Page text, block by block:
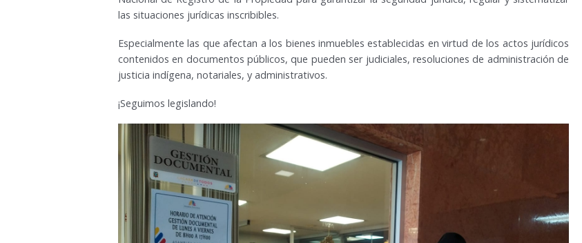
las situaciones jurídicas inscribibles.
Especialmente las que afectan a los bienes inmuebles establecidas en virtud de los actos jurídicos
contenidos en documentos públicos, que pueden ser judiciales, resoluciones de administración de
justicia indígena, notariales, y administrativos.
¡Seguimos legislando!